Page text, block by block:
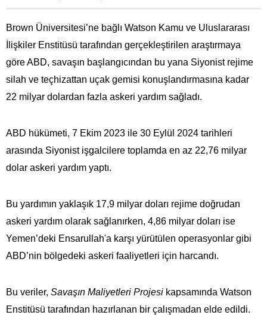
Brown Üniversitesi’ne bağlı Watson Kamu ve Uluslararası
İlişkiler Enstitüsü tarafından gerçekleştirilen araştırmaya
göre ABD, savaşın başlangıcından bu yana Siyonist rejime
silah ve teçhizattan uçak gemisi konuşlandırmasına kadar
22 milyar dolardan fazla askeri yardım sağladı.
ABD hükümeti, 7 Ekim 2023 ile 30 Eylül 2024 tarihleri
arasında Siyonist işgalcilere toplamda en az 22,76 milyar
dolar askeri yardım yaptı.
Bu yardımın yaklaşık 17,9 milyar doları rejime doğrudan
askeri yardım olarak sağlanırken, 4,86 milyar doları ise
Yemen’deki Ensarullah'a karşı yürütülen operasyonlar gibi
ABD’nin bölgedeki askeri faaliyetleri için harcandı.
Bu veriler, Savaşın Maliyetleri Projesi kapsamında Watson
Enstitüsü tarafından hazırlanan bir çalışmadan elde edildi.